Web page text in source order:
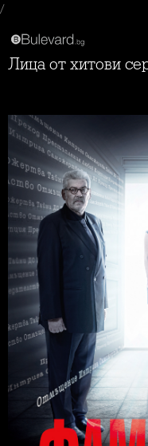
/
Лица от хитови